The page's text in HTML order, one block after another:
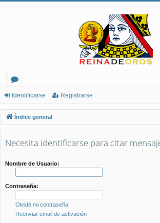
or
os
Identificarse Registrarse
Índice general
Necesita identificarse para citar
Nombre de Usuario:
Contraseña:
Olvidé mi contraseña
Reenviar email de activación